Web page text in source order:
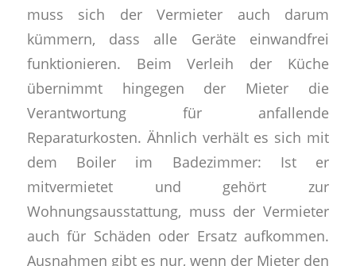
muss sich der Vermieter auch darum
kümmern, dass alle Geräte einwandfrei
funktionieren. Beim Verleih der Küche
übernimmt hingegen der Mieter die
Verantwortung für anfallende
Reparaturkosten. Ähnlich verhält es sich mit
dem Boiler im Badezimmer: Ist er
mitvermietet und gehört zur
Wohnungsausstattung, muss der Vermieter
auch für Schäden oder Ersatz aufkommen.
Ausnahmen gibt es nur, wenn der Mieter den